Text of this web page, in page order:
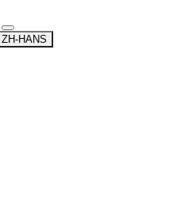
ZH-HANS